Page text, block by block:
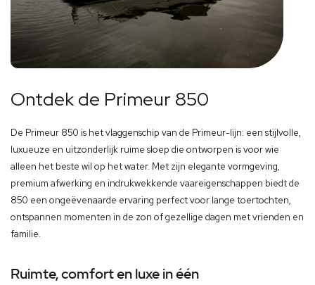
Ontdek de Primeur 850
De Primeur 850 is het vlaggenschip van de Primeur-lijn: een stijlvolle,
luxueuze en uitzonderlijk ruime sloep die ontworpen is voor wie
alleen het beste wil op het water. Met zijn elegante vormgeving,
premium afwerking en indrukwekkende vaareigenschappen biedt de
850 een ongeëvenaarde ervaring perfect voor lange toertochten,
ontspannen momenten in de zon of gezellige dagen met vrienden en
familie.
Ruimte, comfort en luxe in één